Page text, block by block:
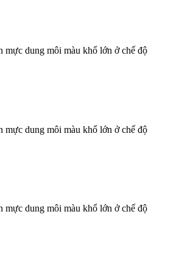
mực dung môi màu khổ lớn ở chế độ
mực dung môi màu khổ lớn ở chế độ
mực dung môi màu khổ lớn ở chế độ